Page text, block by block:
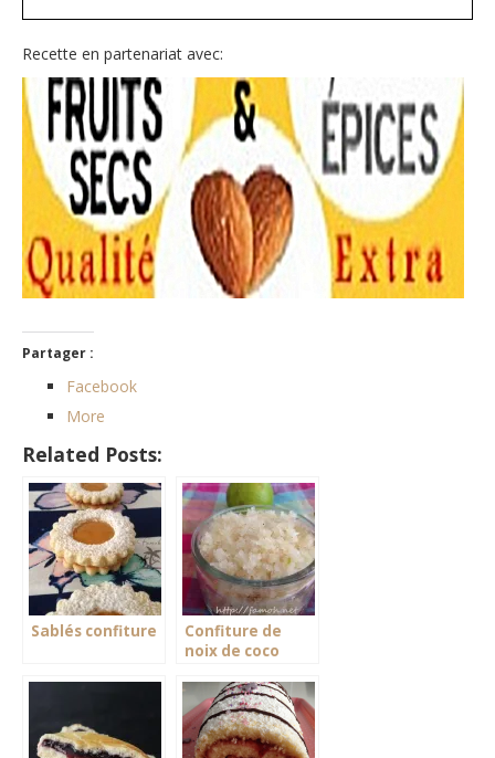
Recette en partenariat avec:
Partager :
Facebook
More
Related Posts:
Sablés confiture
Confiture de
noix de coco